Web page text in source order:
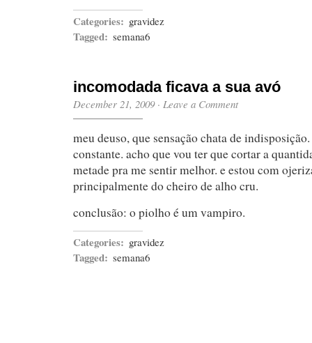
Categories: gravidez
Tagged: semana6
incomodada ficava a sua avó
December 21, 2009· Leave a Comment
meu deuso, que sensação chata de
constante. acho que vou ter que cortar a
metade pra me sentir melhor. e estou com
principalmente do cheiro de alho cru.
conclusão: o piolho é um vampiro.
Categories: gravidez
Tagged: semana6